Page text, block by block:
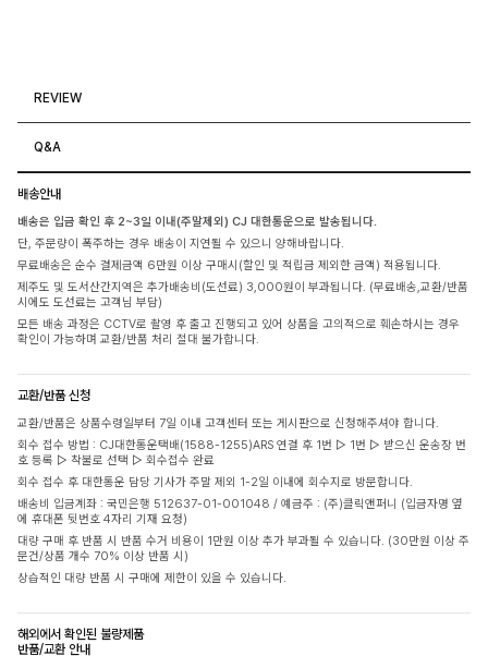
REVIEW
Q&A
배송안내
배송은 입금 확인 후 2~3일 이내(주말제외) CJ 대한통운으로 발송됩니다.
단, 주문량이 폭주하는 경우 배송이 지연될 수 있으니 양해바랍니다.
무료배송은 순수 결제금액 6만원 이상 구매시(할인 및 적립금 제외한 금액) 적용됩니다.
제주도 및 도서산간지역은 추가배송비(도선료) 3,000원이 부과됩니다. (무료배송,교환/반품
시에도 도선료는 고객님 부담)
모든 배송 과정은 CCTV로 촬영 후 출고 진행되고 있어 상품을 고의적으로 훼손하시는 경우
확인이 가능하며 교환/반품 처리 절대 불가합니다.
교환/반품 신청
교환/반품은 상품수령일부터 7일 이내 고객센터 또는 게시판으로 신청해주셔야 합니다.
회수 접수 방법 : CJ대한통운택배(1588-1255)ARS 연결 후 1번 ▷ 1번 ▷ 받으신 운송장 번
호 등록 ▷ 착불로 선택 ▷ 회수접수 완료
회수 접수 후 대한통운 담당 기사가 주말 제외 1-2일 이내에 회수지로 방문합니다.
배송비 입금계좌 : 국민은행 512637-01-001048 / 예금주 : (주)클릭앤퍼니 (입금자명 옆
에 휴대폰 뒷번호 4자리 기재 요청)
대량 구매 후 반품 시 반품 수거 비용이 1만원 이상 추가 부과될 수 있습니다. (30만원 이상 주
문건/상품 개수 70% 이상 반품 시)
상습적인 대량 반품 시 구매에 제한이 있을 수 있습니다.
해외에서 확인된 불량제품
반품/교환 안내